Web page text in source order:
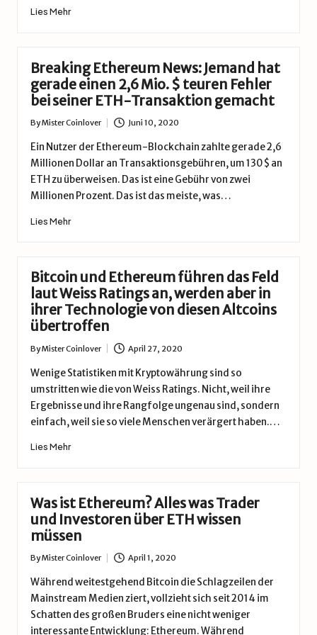
Lies Mehr
Breaking Ethereum News: Jemand hat
gerade einen 2,6 Mio. $ teuren Fehler
bei seiner ETH-Transaktion gemacht
Posted
by
ByMister Coinlover Juni 10, 2020
Ein Nutzer der Ethereum-Blockchain zahlte gerade 2,6
Millionen Dollar an Transaktionsgebühren, um 130$ an
ETH zu überweisen. Das ist eine Gebühr von zwei
Millionen Prozent. Das ist das meiste, was…
Lies Mehr
Bitcoin und Ethereum führen das Feld
laut Weiss Ratings an, werden aber in
ihrer Technologie von diesen Altcoins
übertroffen
Posted
by
ByMister Coinlover April 27, 2020
Wenige Statistiken mit Kryptowährung sind so
umstritten wie die von Weiss Ratings. Nicht, weil ihre
Ergebnisse und ihre Rangfolge ungenau sind, sondern
einfach, weil sie so viele Menschen verärgert haben.…
Lies Mehr
Was ist Ethereum? Alles was Trader
und Investoren über ETH wissen
müssen
Posted
by
ByMister Coinlover April 1, 2020
Während weitestgehend Bitcoin die Schlagzeilen der
Mainstream Medien ziert, vollzieht sich seit 2014 im
Schatten des großen Bruders eine nicht weniger
interessante Entwicklung: Ethereum. Während